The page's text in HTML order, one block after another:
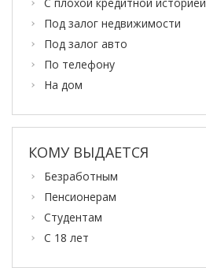
С плохой кредитной историей
Под залог недвижимости
Под залог авто
По телефону
На дом
КОМУ ВЫДАЕТСЯ
Безработным
Пенсионерам
Студентам
С 18 лет